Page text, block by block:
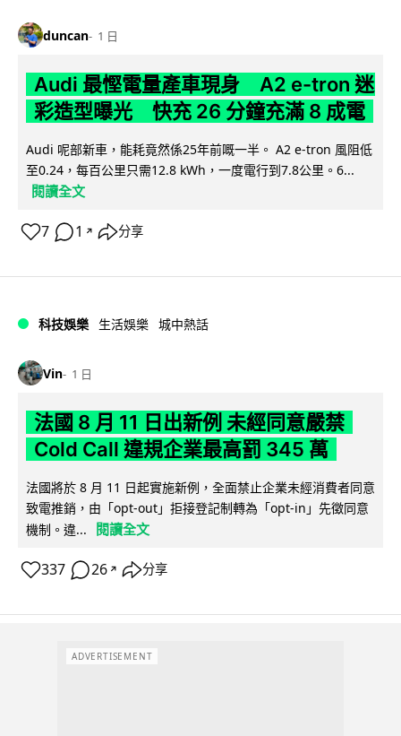
duncan 1 日
Audi 最慳電量產車現身 A2 e-tron 迷
彩造型曝光 快充 26 分鐘充滿 8 成電
Audi 呢部新車，能耗竟然係25年前嘅一半。 A2 e-tron 風阻低
至0.24，每百公里只需12.8 kWh，一度電行到7.8公里。6...
閱讀全文
7 1 ↗ 分享
科技娛樂 生活娛樂 城中熱話
Vin 1 日
法國 8 月 11 日出新例 未經同意嚴禁
Cold Call 違規企業最高罰 345 萬
法國將於 8 月 11 日起實施新例，全面禁止企業未經消費者同意
致電推銷，由「opt-out」拒接登記制轉為「opt-in」先徵同意
機制。違...
閱讀全文
337 26 ↗ 分享
ADVERTISEMENT